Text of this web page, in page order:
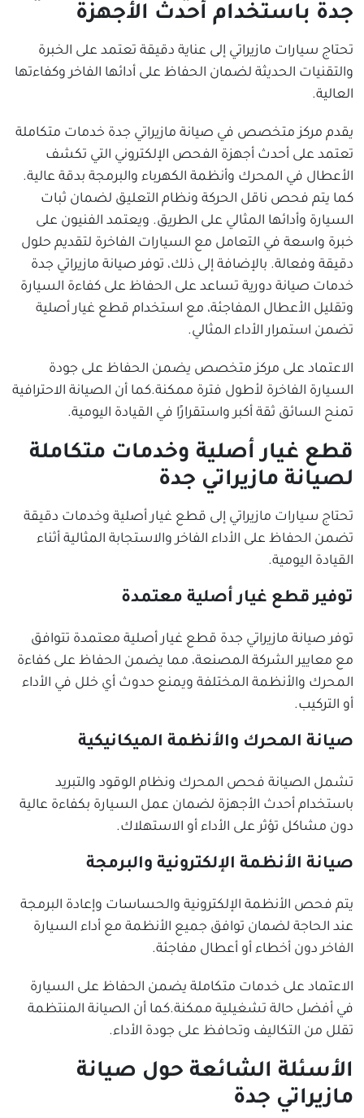
جدة باستخدام أحدث الأجهزة
تحتاج سيارات مازيراتي إلى عناية دقيقة تعتمد على الخبرة
والتقنيات الحديثة لضمان الحفاظ على أدائها الفاخر وكفاءتها
العالية.
يقدم مركز متخصص في صيانة مازيراتي جدة خدمات متكاملة
تعتمد على أحدث أجهزة الفحص الإلكتروني التي تكشف
الأعطال في المحرك وأنظمة الكهرباء والبرمجة بدقة عالية.
كما يتم فحص ناقل الحركة ونظام التعليق لضمان ثبات
السيارة وأدائها المثالي على الطريق. ويعتمد الفنيون على
خبرة واسعة في التعامل مع السيارات الفاخرة لتقديم حلول
دقيقة وفعالة. بالإضافة إلى ذلك، توفر صيانة مازيراتي جدة
خدمات صيانة دورية تساعد على الحفاظ على كفاءة السيارة
وتقليل الأعطال المفاجئة، مع استخدام قطع غيار أصلية
تضمن استمرار الأداء المثالي.
الاعتماد على مركز متخصص يضمن الحفاظ على جودة
السيارة الفاخرة لأطول فترة ممكنة.كما أن الصيانة الاحترافية
تمنح السائق ثقة أكبر واستقرارًا في القيادة اليومية.
قطع غيار أصلية وخدمات متكاملة
لصيانة مازيراتي جدة
تحتاج سيارات مازيراتي إلى قطع غيار أصلية وخدمات دقيقة
تضمن الحفاظ على الأداء الفاخر والاستجابة المثالية أثناء
القيادة اليومية.
توفير قطع غيار أصلية معتمدة
توفر صيانة مازيراتي جدة قطع غيار أصلية معتمدة تتوافق
مع معايير الشركة المصنعة، مما يضمن الحفاظ على كفاءة
المحرك والأنظمة المختلفة ويمنع حدوث أي خلل في الأداء
أو التركيب.
صيانة المحرك والأنظمة الميكانيكية
تشمل الصيانة فحص المحرك ونظام الوقود والتبريد
باستخدام أحدث الأجهزة لضمان عمل السيارة بكفاءة عالية
دون مشاكل تؤثر على الأداء أو الاستهلاك.
صيانة الأنظمة الإلكترونية والبرمجة
يتم فحص الأنظمة الإلكترونية والحساسات وإعادة البرمجة
عند الحاجة لضمان توافق جميع الأنظمة مع أداء السيارة
الفاخر دون أخطاء أو أعطال مفاجئة.
الاعتماد على خدمات متكاملة يضمن الحفاظ على السيارة
في أفضل حالة تشغيلية ممكنة.كما أن الصيانة المنتظمة
تقلل من التكاليف وتحافظ على جودة الأداء.
الأسئلة الشائعة حول صيانة
مازيراتي جدة